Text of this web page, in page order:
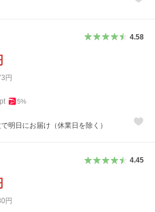
4.58
円
pt 5%
明日にお届け（休業日を除く）
4.45
円